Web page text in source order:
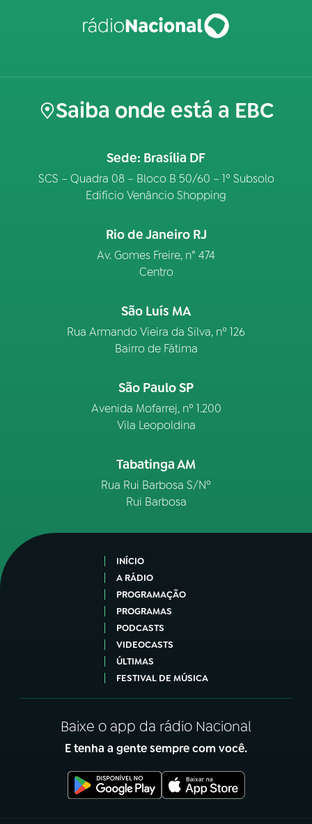
Saiba onde está a EBC
Sede: Brasília DF
SCS – Quadra 08 – Bloco B 50/60 – 1º Subsolo
Edifício Venâncio Shopping
Rio de Janeiro RJ
Av. Gomes Freire, n° 474
Centro
São Luís MA
Rua Armando Vieira da Silva, nº 126
Bairro de Fátima
São Paulo SP
Avenida Mofarrej, nº 1.200
Vila Leopoldina
Tabatinga AM
Rua Rui Barbosa S/Nº
Rui Barbosa
INÍCIO
A RÁDIO
PROGRAMAÇÃO
PROGRAMAS
PODCASTS
VIDEOCASTS
ÚLTIMAS
FESTIVAL DE MÚSICA
Baixe o app da rádio Nacional
E tenha a gente sempre com você.